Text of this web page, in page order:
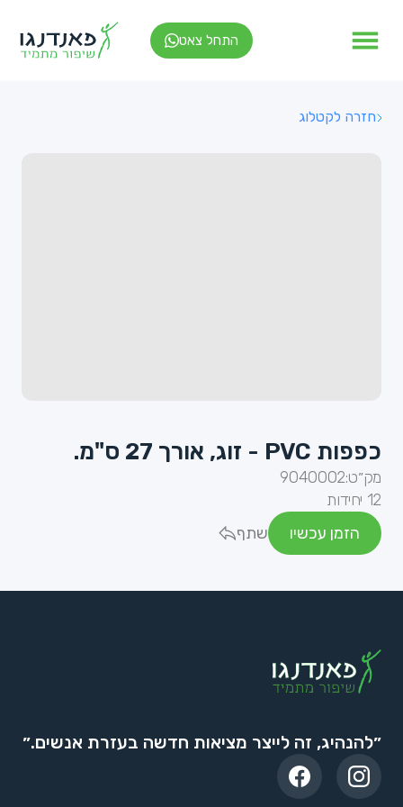
התחל צאט
חזרה לקטלוג
כפפות PVC - זוג, אורך 27 ס"מ.
מק״ט:9040002
12 יחידות
הזמן עכשיו
שתף
״להנהיג, זה לייצר מציאות חדשה בעזרת אנשים.״